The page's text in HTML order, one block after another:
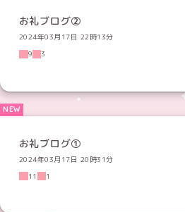
お礼ブログ②
2024年03月17日 22時13分
9
3
お礼ブログ①
2024年03月17日 20時31分
11
1